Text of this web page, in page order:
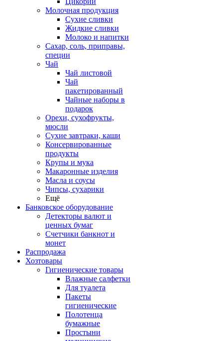
Молочная продукция
Сухие сливки
Жидкие сливки
Молоко и напитки
Сахар, соль, приправы,
специи
Чай
Чай листовой
Чай
пакетированный
Чайные наборы в
подарок
Орехи, сухофрукты,
мюсли
Сухие завтраки, каши
Консервированные
продукты
Крупы и мука
Макаронные изделия
Масла и соусы
Чипсы, сухарики
Ещё
Банковское оборудование
Детекторы валют и
ценных бумаг
Счетчики банкнот и
монет
Распродажа
Хозтовары
Гигиенические товары
Влажные салфетки
Для туалета
Пакеты
гигиенические
Полотенца
бумажные
Простыни